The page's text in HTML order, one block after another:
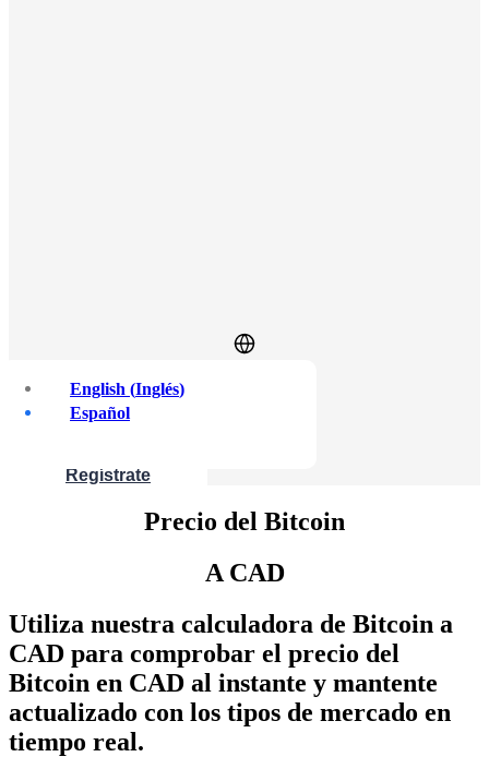
English (Inglés)
Español
Regístrate
Precio del Bitcoin
ACAD
Utiliza nuestra calculadora de Bitcoin a
CAD para comprobar el precio del
Bitcoin en CAD al instante y mantente
actualizado con los tipos de mercado en
tiempo real.